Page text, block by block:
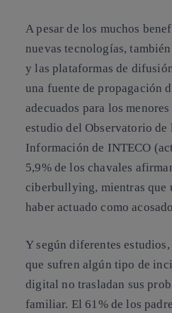
A pesar de los muchos
nuevas tecnologías,
y las plataformas de
una fuente de propagación
adecuados para los
estudio del Observatorio de
Información de INTECO
5,9% de los chavales
ciberbullying, mientras que
haber actuado como
Y según diferentes
que sufren algún tipo de
digital no trasladan sus
familiar. El 61% de los